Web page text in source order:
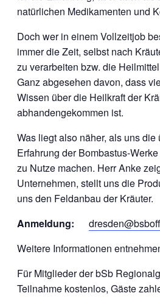
natürlichen Medikamenten und
Doch wer in einem Vollzeitjob
immer die Zeit, selbst nach
zu verarbeiten bzw. die
Ganz abgesehen davon, dass
Wissen über die Heilkraft der
abhandengekommen ist.
Was liegt also näher, als uns
Erfahrung der Bombastus-
zu Nutze machen. Herr Anke
Unternehmen, stellt uns die
uns den Feldanbau der Kräuter.
Anmeldung:
Weitere Informationen
Für Mitglieder der bSb
Teilnahme kostenlos, Gäste